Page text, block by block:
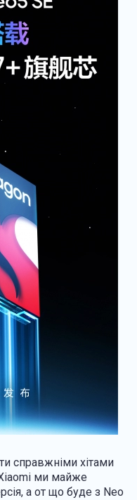
справжніми хітами
ми майже
а от що буде з Neo